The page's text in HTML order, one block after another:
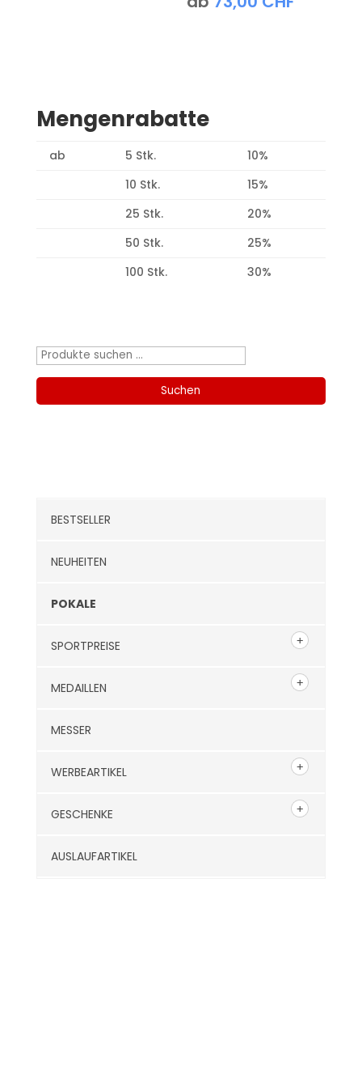
Mengenrabatte
ab 5 Stk.
10%
10 Stk.
15%
25 Stk.
20%
50 Stk.
25%
100 Stk.
30%
Suchen
Suchen
BESTSELLER
NEUHEITEN
POKALE
SPORTPREISE
MEDAILLEN
MESSER
WERBEARTIKEL
GESCHENKE
AUSLAUFARTIKEL